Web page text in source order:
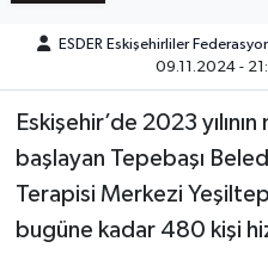
ESDER Eskişehirliler
09.11.2024 -
Eskişehir’de 2023
başlayan Tepebaşı
Terapisi Merkezi
bugüne kadar 480 kişi